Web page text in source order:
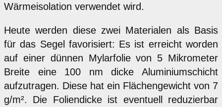
Wärmeisolation verwendet wird.
Heute werden diese zwei Materialen als Basis
für das Segel favorisiert: Es ist erreicht worden
auf einer dünnen Mylarfolie von 5 Mikrometer
Breite eine 100 nm dicke Aluminiumschicht
aufzutragen. Diese hat ein Flächengewicht von 7
g/m². Die Foliendicke ist eventuell reduzierbar